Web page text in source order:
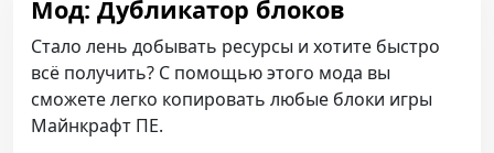
Мод: Дубликатор блоков
Стало лень добывать ресурсы и хотите быстро
всё получить? С помощью этого мода вы
сможете легко копировать любые блоки игры
Майнкрафт ПЕ.